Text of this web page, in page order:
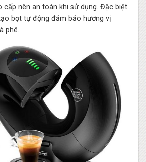
cấp nên an toàn khi sử dụng. Đặc biệt
bọt tự động đảm bảo hương vị
phê.